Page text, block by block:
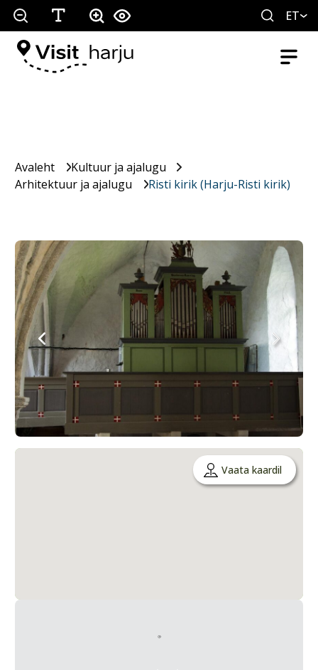
ET
Avaleht
Kultuur ja ajalugu
Arhitektuur ja ajalugu
Risti kirik (Harju-Risti kirik)
Vaata kaardil